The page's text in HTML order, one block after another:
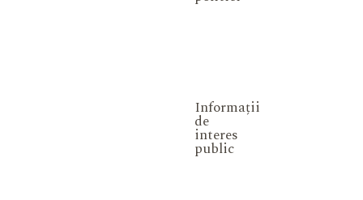
Informații
de
interes
public